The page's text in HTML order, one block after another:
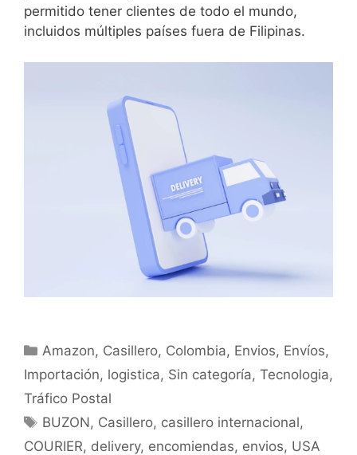
permitido tener clientes de todo el mundo,
incluidos múltiples países fuera de Filipinas.
Amazon, Casillero, Colombia, Envios, Envíos,
Importación, logistica, Sin categoría, Tecnologia,
Tráfico Postal
BUZON, Casillero, casillero internacional,
COURIER, delivery, encomiendas, envios, USA